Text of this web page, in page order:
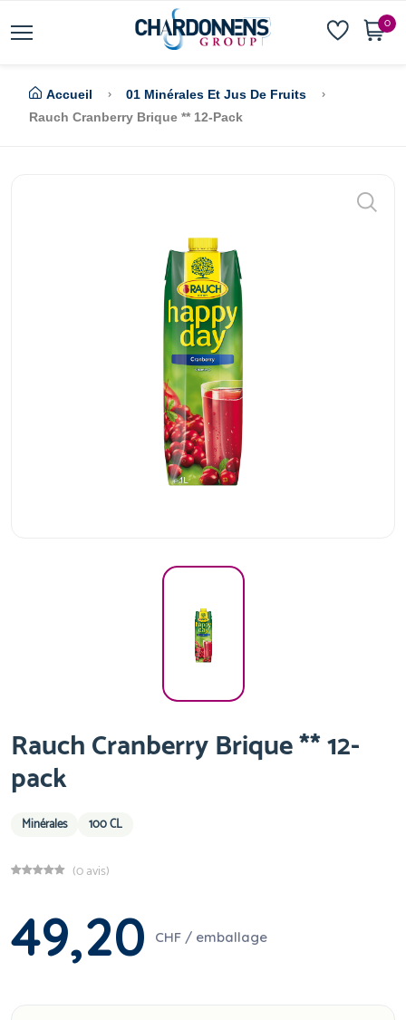
0
Accueil
01 Minérales Et Jus De Fruits
Rauch Cranberry Brique ** 12-Pack
Rauch Cranberry Brique ** 12-
pack
Minérales 100 CL
(0 avis)
49,20 CHF / emballage